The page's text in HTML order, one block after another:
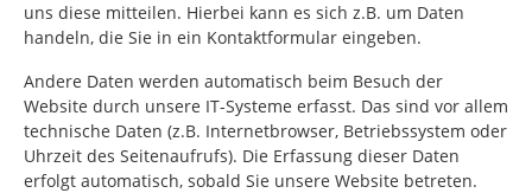
uns diese mitteilen. Hierbei kann es sich z.B. um Daten
handeln, die Sie in ein Kontaktformular eingeben.
Andere Daten werden automatisch beim Besuch der
Website durch unsere IT-Systeme erfasst. Das sind vor allem
technische Daten (z.B. Internetbrowser, Betriebssystem oder
Uhrzeit des Seitenaufrufs). Die Erfassung dieser Daten
erfolgt automatisch, sobald Sie unsere Website betreten.